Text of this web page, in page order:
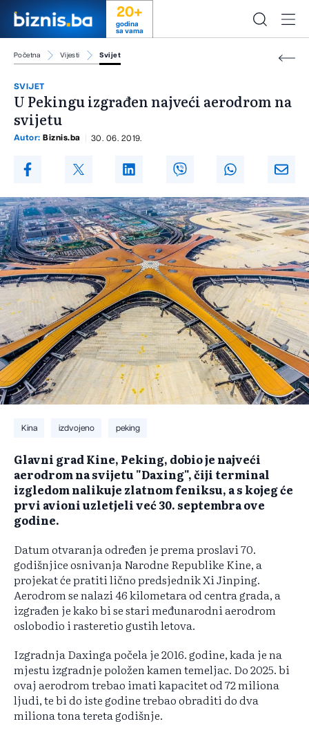
20+
godina
sa vama
Početna Vijesti Svijet
SVIJET
U Pekingu izgrađen najveći aerodrom na
svijetu
Autor: Biznis.ba 30. 06. 2019.
Kina izdvojeno peking
Glavni grad Kine, Peking, dobio je najveći
aerodrom na svijetu "Daxing", čiji terminal
izgledom nalikuje zlatnom feniksu, a s kojeg će
prvi avioni uzletjeli već 30. septembra ove
godine.
Datum otvaranja određen je prema proslavi 70.
godišnjice osnivanja Narodne Republike Kine, a
projekat će pratiti lično predsjednik Xi Jinping.
Aerodrom se nalazi 46 kilometara od centra grada, a
izgrađen je kako bi se stari međunarodni aerodrom
oslobodio i rasteretio gustih letova.
Izgradnja Daxinga počela je 2016. godine, kada je na
mjestu izgradnje položen kamen temeljac. Do 2025. bi
ovaj aerodrom trebao imati kapacitet od 72 miliona
ljudi, te bi do iste godine trebao obraditi do dva
miliona tona tereta godišnje.